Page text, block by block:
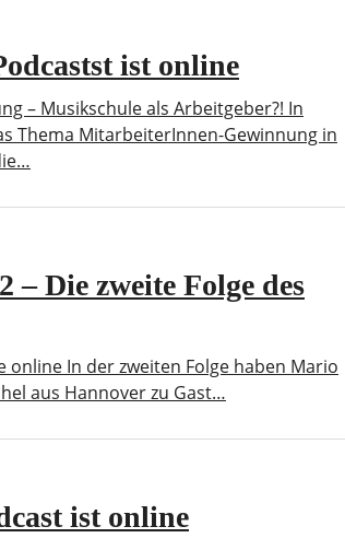
ist online
– Musikschule als Arbeitgeber?! In
Thema MitarbeiterInnen-Gewinnung in
– Die zweite Folge des
online In der zweiten Folge haben Mario
aus Hannover zu Gast…
ist online